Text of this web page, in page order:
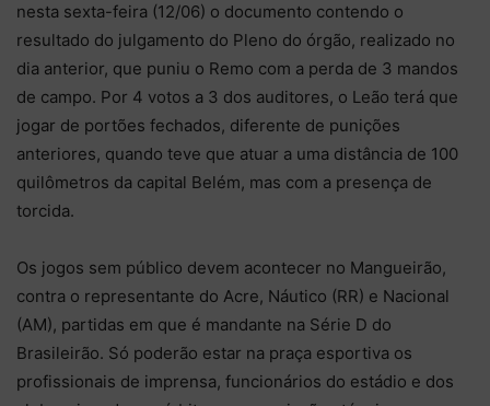
nesta sexta-feira (12/06) o documento contendo o
resultado do julgamento do Pleno do órgão, realizado no
dia anterior, que puniu o Remo com a perda de 3 mandos
de campo. Por 4 votos a 3 dos auditores, o Leão terá que
jogar de portões fechados, diferente de punições
anteriores, quando teve que atuar a uma distância de 100
quilômetros da capital Belém, mas com a presença de
torcida.
Os jogos sem público devem acontecer no Mangueirão,
contra o representante do Acre, Náutico (RR) e Nacional
(AM), partidas em que é mandante na Série D do
Brasileirão. Só poderão estar na praça esportiva os
profissionais de imprensa, funcionários do estádio e dos